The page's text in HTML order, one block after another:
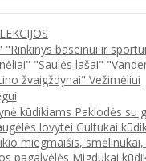
"Rinkinys baseinui ir
"Saulės lašai"
žvaigždynai" Vežimėliui
kūdikiams Paklodės su
lovytei Gultukai
miegmaišis,
pagalvėlės Migdukai